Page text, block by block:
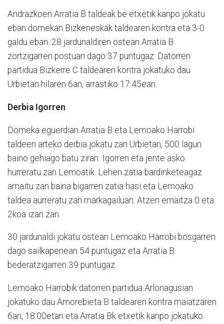
Andrazkoen Arratia B taldeak be etxetik kanpo jokatu
eban domekan Bizkeneskak taldearen kontra eta 3-0
galdu eban. 28 jardunaldiren ostean Arratia B
zortzigarren postuan dago 37 puntugaz. Datorren
partidua Bizkerre C taldearen kontra jokatuko dau
Urbietan hilaren 6an, arrastiko 17:45ean.
Derbia Igorren
Domeka eguerdian Arratia B eta Lemoako Harrobi
taldeen arteko derbia jokatu zan Urbietan, 500 lagun
baino gehiago batu ziran Igorren eta jente asko
hurreratu zan Lemoatik. Lehen zatia bardinketeagaz
amaitu zan baina bigarren zatia hasi eta Lemoako
taldea aurreratu zan markagailuan. Atzen emaitza 0 eta
2koa izan zan.
30 jardunaldi jokatu ostean Lemoako Harrobi bosgarren
dago sailkapenean 54 puntugaz eta Arratia B
bederatzigarren 39 puntugaz.
Lemoako Harrobik datorren partidua Arlonagusian
jokatuko dau Amorebieta B taldearen kontra maiatzaren
6an, 18:00etan eta Arratia Bk etxetik kanpo jokatuko